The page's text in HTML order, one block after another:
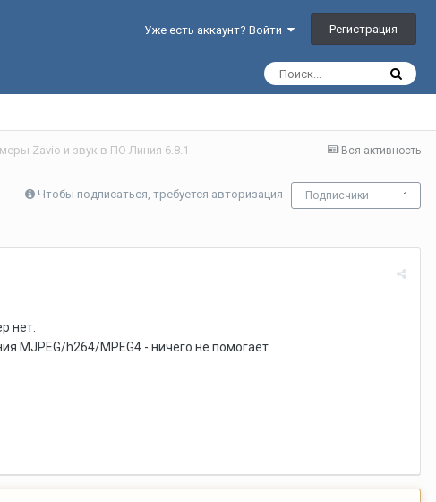
Уже есть аккаунт? Войти Регистрация
Вся активность
Zavio и звук в ПО Линия 6.8.1
Чтобы подписаться, требуется авторизация Подписчики 1
нет.
MJPEG/h264/MPEG4 - ничего не помогает.